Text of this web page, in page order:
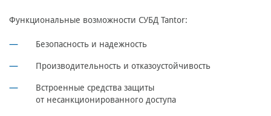
Функциональные возможности СУБД Tantor:
Безопасность и надежность
Производительность и отказоустойчивость
Встроенные средства защиты
от несанкционированного доступа